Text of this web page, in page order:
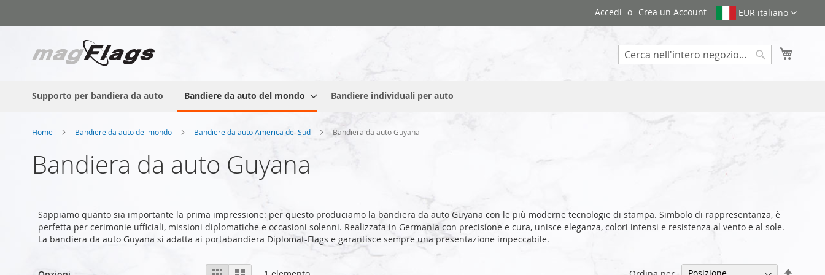
al
EUR italiano
Accedi Crea un Account
Supporto per bandiera da auto Bandiere da auto del mondo Bandiere individuali per auto
Home Bandiere da auto del mondo Bandiere da auto America del Sud Bandiera da auto Guyana
Bandiera da auto Guyana
Sappiamo quanto sia importante la prima impressione: per questo produciamo la bandiera da auto Guyana con le più moderne tecnologie di stampa. Simbolo di rappresentanza, è
perfetta per cerimonie ufficiali, missioni diplomatiche e occasioni solenni. Realizzata in Germania con precisione e cura, unisce eleganza, colori intensi e resistenza al vento e al sole.
La bandiera da auto Guyana si adatta ai portabandiera Diplomat-Flags e garantisce sempre una presentazione impeccabile.
Mostra
GrigliaLista